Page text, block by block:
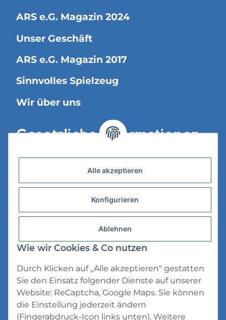
ARS e.G. Magazin 2024
Unser Geschäft
ARS e.G. Magazin 2017
Sinnvolles Spielzeug
Wir über uns
Gesetzliche Informationen
Versandinformationen
Datenschutz
Impressum
* Alle Preise inkl. gesetzlicher USt., zzgl.
Alle akzeptieren
Konfigurieren
Ablehnen
Wie wir Cookies & Co nutzen
Durch Klicken auf „Alle akzeptieren“ gestatten
Sie den Einsatz folgender Dienste auf unserer
Website: ReCaptcha, Google Maps. Sie können
die Einstellung jederzeit ändern
(Fingerabdruck-Icon links unten). Weitere